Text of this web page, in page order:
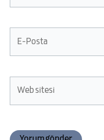
E-
Posta
Web
sitesi